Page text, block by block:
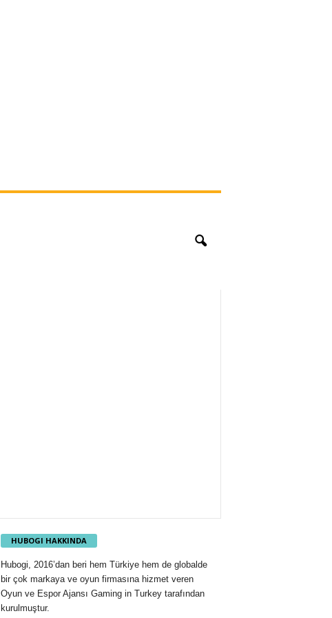
HUBOGI HAKKINDA
Hubogi, 2016’dan beri hem Türkiye hem de globalde
bir çok markaya ve oyun firmasına hizmet veren
Oyun ve Espor Ajansı Gaming in Turkey tarafından
kurulmuştur.